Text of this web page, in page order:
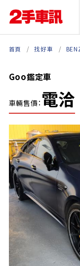
首頁 找好車
Goo鑑定車
車輛售價： 電洽